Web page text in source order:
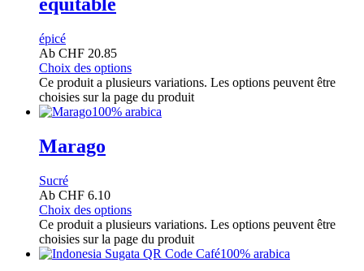
équitable
épicé
Ab CHF 20.85
Choix des options
Ce produit a plusieurs variations. Les options peuvent être
choisies sur la page du produit
100% arabica
Marago
Sucré
Ab CHF 6.10
Choix des options
Ce produit a plusieurs variations. Les options peuvent être
choisies sur la page du produit
100% arabica